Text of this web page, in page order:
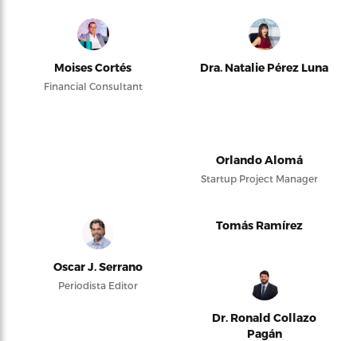
Moises Cortés
Financial Consultant
Dra. Natalie Pérez Luna
Orlando Alomá
Startup Project Manager
Oscar J. Serrano
Periodista Editor
Tomás Ramírez
Dr. Ronald Collazo
Pagán